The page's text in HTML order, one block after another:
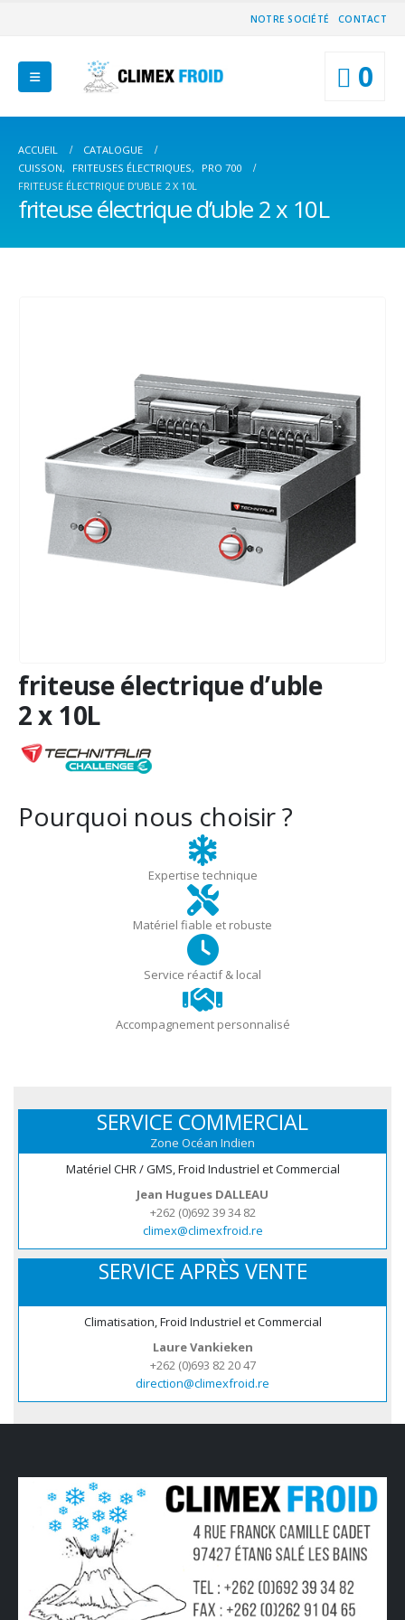
NOTRE SOCIÉTÉ CONTACT
0
ACCUEIL
CATALOGUE
CUISSON, FRITEUSES ÉLECTRIQUES,
PRO 700
FRITEUSE ÉLECTRIQUE D’UBLE 2 X 10L
friteuse électrique d’uble 2 x 10L
friteuse électrique d’uble
2 x 10L
Pourquoi nous choisir ?
Expertise technique
Matériel fiable et robuste
Service réactif & local
Accompagnement personnalisé
SERVICE COMMERCIAL
Zone Océan Indien
Matériel CHR / GMS, Froid Industriel et Commercial
Jean Hugues DALLEAU
+262 (0)692 39 34 82
climex@climexfroid.re
SERVICE APRÈS VENTE
Climatisation, Froid Industriel et Commercial
Laure Vankieken
+262 (0)693 82 20 47
direction@climexfroid.re